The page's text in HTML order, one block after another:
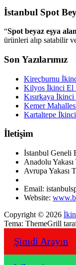
İstanbul Spot
“Spot beyaz eşya
ürünleri alıp satabilir
Son Yazılarımız
Kireçburnu
Kilyos İkinci El
Kısırkaya
Kemer
Kartaltepe
İletişim
İstanbul Geneli
Anadolu
Avrupa Yakası
Email:
Website:
Copyright © 2026
Tema: ThemeGrill
Şimdi Arayın